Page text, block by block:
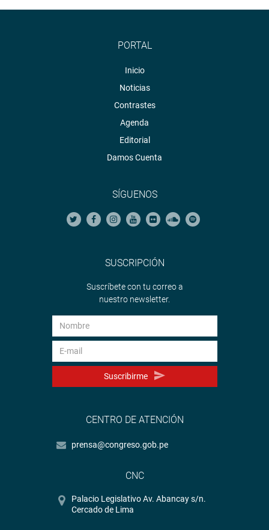
PORTAL
Inicio
Noticias
Contrastes
Agenda
Editorial
Damos Cuenta
SÍGUENOS
SUSCRIPCIÓN
Suscríbete con tu correo a
nuestro newsletter.
Suscribirme
CENTRO DE ATENCIÓN
prensa@congreso.gob.pe
CNC
Palacio Legislativo Av. Abancay s/n.
Cercado de Lima